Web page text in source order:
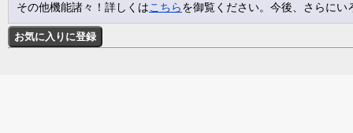
その他機能諸々！詳しくはこちらを御覧ください。今後、さらに